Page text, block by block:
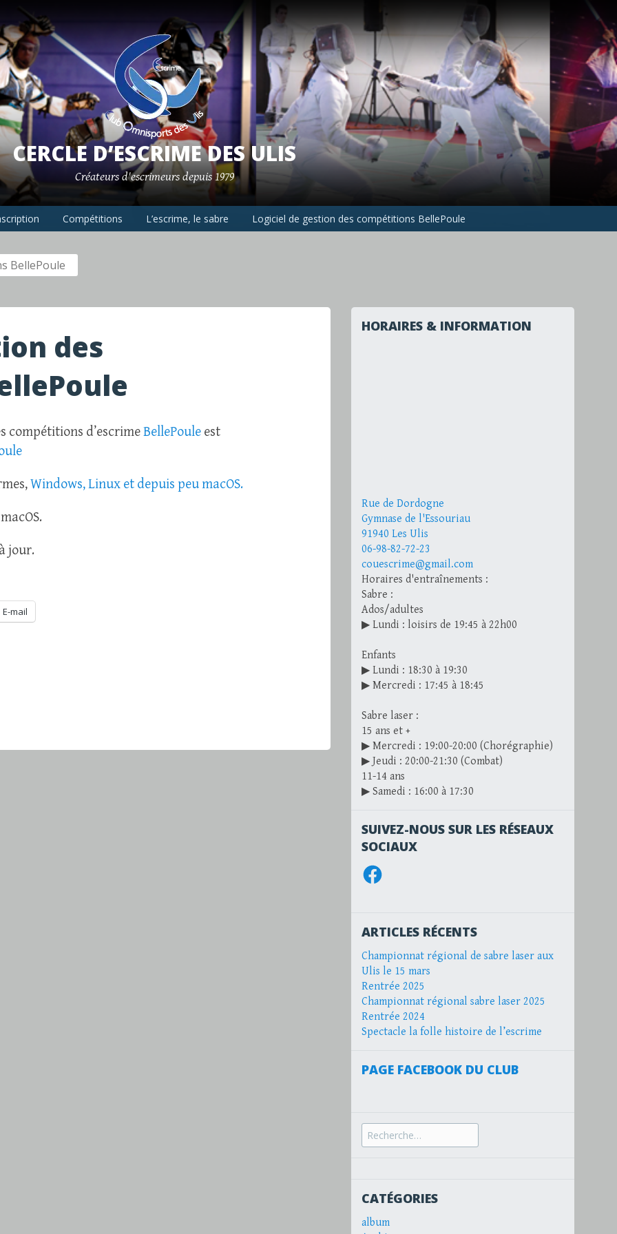
CERCLE D’ESCRIME DES ULIS
Créateurs d'escrimeurs depuis 1979
Compétitions L’escrime, le sabre Logiciel de gestion des compétitions BellePoule
BellePoule
des
compétitions d’escrimeBellePoule est
Windows, Linux et depuis peu macOS.
jour.
E-mail
HORAIRES & INFORMATION
Rue de Dordogne
Gymnase de l'Essouriau
91940 Les Ulis
06-98-82-72-23
couescrime@gmail.com
Horaires d'entraînements :
Sabre :
Ados/adultes
▶ Lundi : loisirs de 19:45 à 22h00
Enfants
▶ Lundi : 18:30 à 19:30
▶ Mercredi : 17:45 à 18:45
Sabre laser :
15 ans et +
▶ Mercredi : 19:00-20:00 (Chorégraphie)
▶ Jeudi : 20:00-21:30 (Combat)
11-14 ans
▶ Samedi : 16:00 à 17:30
SUIVEZ-NOUS SUR LES RÉSEAUX
SOCIAUX
Facebook
ARTICLES RÉCENTS
Championnat régional de sabre laser aux
Ulis le 15 mars
Rentrée 2025
Championnat régional sabre laser 2025
Rentrée 2024
Spectacle la folle histoire de l’escrime
PAGE FACEBOOK DU CLUB
Recherche
pour :
CATÉGORIES
album